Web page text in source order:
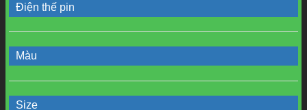
Điện thế pin
Màu
Size